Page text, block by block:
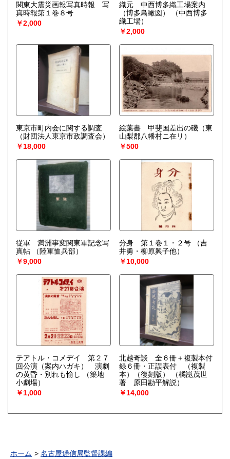
関東大震災画報写真時報 写
真時報第１巻８号
￥2,000
織元 中西博多織工場案内
（博多鳥瞰図）
（中西博多
織工場）
￥2,000
東京市町内会に関する調査
（財団法人東京市政調査会）
￥18,000
絵葉書 甲斐国差出の磯（東
山梨郡八幡村ニ在リ）
￥500
従軍 満洲事変関東軍記念写
真帖
（陸軍恤兵部）
￥9,000
分身 第１巻１・２号
（吉
井勇・柳原興子他）
￥10,000
テアトル・コメデイ 第２７
回公演（案内ハガキ） 演劇
の黄昏・別れも愉し
（築地
小劇場）
￥1,000
北越奇談 全６冊＋複製本付
録６冊・正誤表付 （複製
本）（復刻版）
（橘崑茂世
著 原田勘平解説）
￥14,000
ホーム 名古屋逓信局監督課編